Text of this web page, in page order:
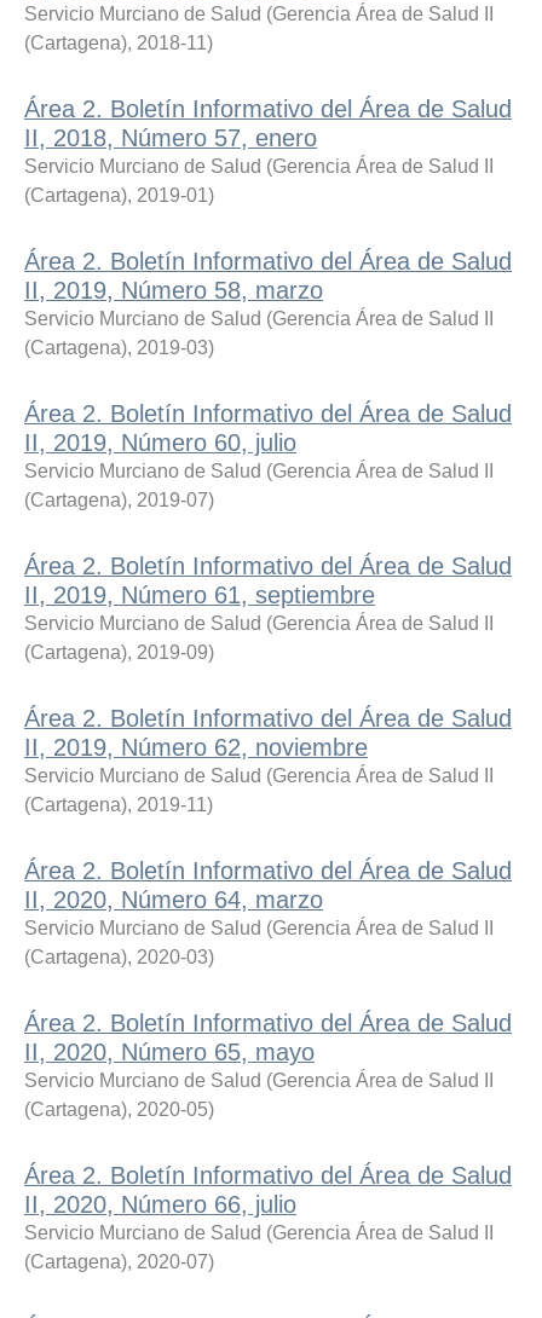
Servicio Murciano de Salud (Gerencia Área de Salud II
(Cartagena), 2018-11)
Área 2. Boletín Informativo del Área de Salud
II, 2018, Número 57, enero
Servicio Murciano de Salud (Gerencia Área de Salud II
(Cartagena), 2019-01)
Área 2. Boletín Informativo del Área de Salud
II, 2019, Número 58, marzo
Servicio Murciano de Salud (Gerencia Área de Salud II
(Cartagena), 2019-03)
Área 2. Boletín Informativo del Área de Salud
II, 2019, Número 60, julio
Servicio Murciano de Salud (Gerencia Área de Salud II
(Cartagena), 2019-07)
Área 2. Boletín Informativo del Área de Salud
II, 2019, Número 61, septiembre
Servicio Murciano de Salud (Gerencia Área de Salud II
(Cartagena), 2019-09)
Área 2. Boletín Informativo del Área de Salud
II, 2019, Número 62, noviembre
Servicio Murciano de Salud (Gerencia Área de Salud II
(Cartagena), 2019-11)
Área 2. Boletín Informativo del Área de Salud
II, 2020, Número 64, marzo
Servicio Murciano de Salud (Gerencia Área de Salud II
(Cartagena), 2020-03)
Área 2. Boletín Informativo del Área de Salud
II, 2020, Número 65, mayo
Servicio Murciano de Salud (Gerencia Área de Salud II
(Cartagena), 2020-05)
Área 2. Boletín Informativo del Área de Salud
II, 2020, Número 66, julio
Servicio Murciano de Salud (Gerencia Área de Salud II
(Cartagena), 2020-07)